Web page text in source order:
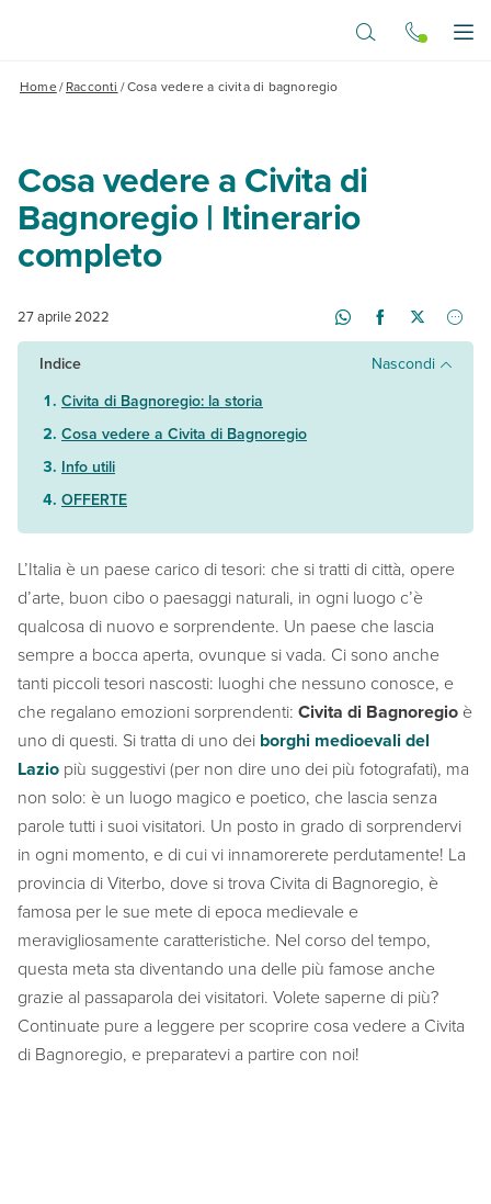
Home/Racconti /Cosa vedere a civita di bagnoregio
Cosa vedere a Civita di
Bagnoregio | Itinerario
completo
27 aprile 2022
Indice
Nascondi
Civita di Bagnoregio: la storia
Cosa vedere a Civita di Bagnoregio
Info utili
OFFERTE
L’Italia è un paese carico di tesori: che si tratti di città, opere
d’arte, buon cibo o paesaggi naturali, in ogni luogo c’è
qualcosa di nuovo e sorprendente. Un paese che lascia
sempre a bocca aperta, ovunque si vada. Ci sono anche
tanti piccoli tesori nascosti: luoghi che nessuno conosce, e
che regalano emozioni sorprendenti: Civita di Bagnoregio è
uno di questi. Si tratta di uno dei borghi medioevali del
Lazio più suggestivi (per non dire uno dei più fotografati), ma
non solo: è un luogo magico e poetico, che lascia senza
parole tutti i suoi visitatori. Un posto in grado di sorprendervi
in ogni momento, e di cui vi innamorerete perdutamente! La
provincia di Viterbo, dove si trova Civita di Bagnoregio, è
famosa per le sue mete di epoca medievale e
meravigliosamente caratteristiche. Nel corso del tempo,
questa meta sta diventando una delle più famose anche
grazie al passaparola dei visitatori. Volete saperne di più?
Continuate pure a leggere per scoprire cosa vedere a Civita
di Bagnoregio, e preparatevi a partire con noi!